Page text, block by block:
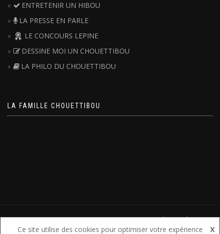
ENTRETENIR UN HIBOU
LA PRESSE EN PARLE
LE CONCOURS LEPINE
DESSINE MOI UN CHOUETTIBOU
LA PHILO DU CHOUETTIBOU
LA FAMILLE CHOUETTIBOU
Ce site utilise des cookies pour optimiser votre expérience X